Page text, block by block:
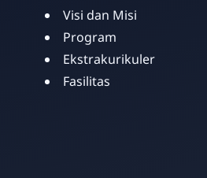
Visi dan Misi
Program
Ekstrakurikuler
Fasilitas